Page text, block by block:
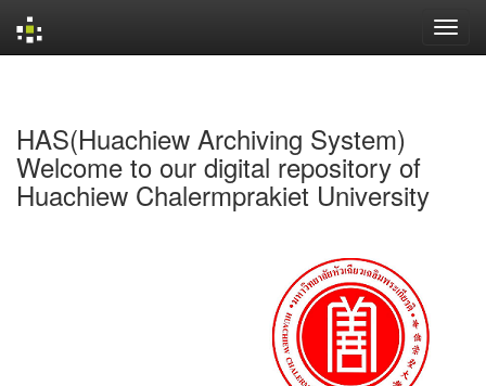
HAS(Huachiew Archiving System)
Welcome to our digital repository of
Huachiew Chalermprakiet University